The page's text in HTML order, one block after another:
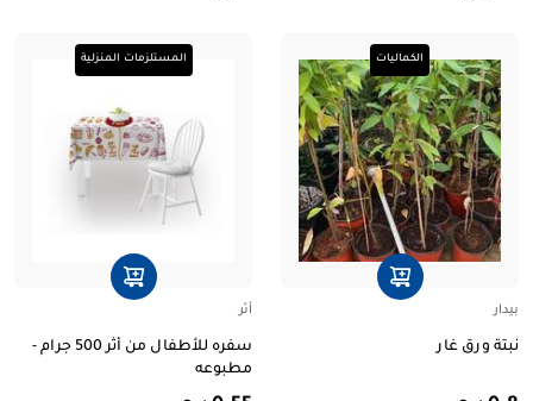
الكماليات
بيدار
نبتة ورق غار
المستلزمات المنزلية
أثر
سفره للأطفال من أثر 500 جرام -
مطبوعه